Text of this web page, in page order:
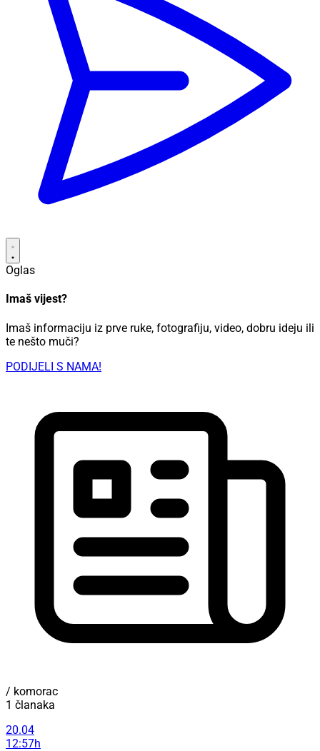
Oglas
Imaš vijest?
Imaš informaciju iz prve ruke, fotografiju, video, dobru ideju ili
te nešto muči?
PODIJELI S NAMA!
/ komorac
1 članaka
20.04
12:57h